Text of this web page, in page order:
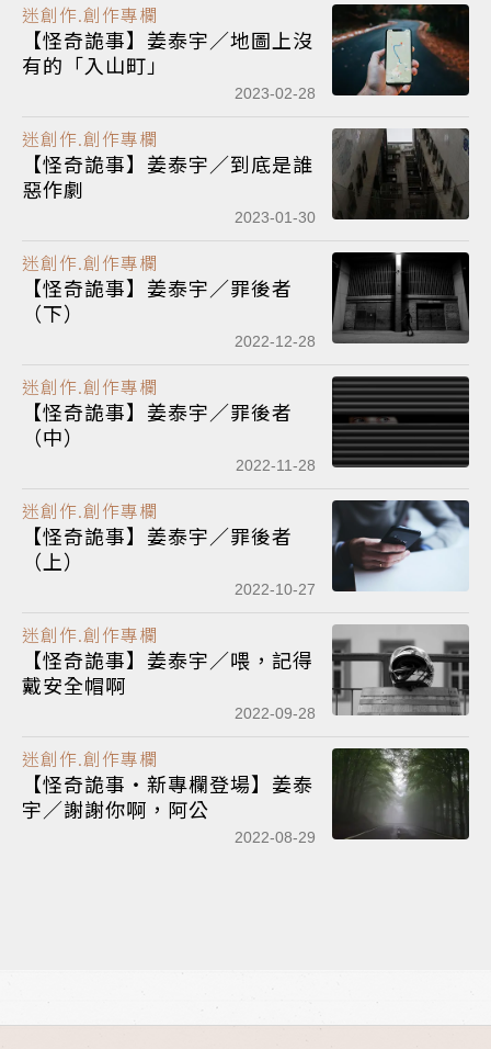
迷創作.創作專欄
【怪奇詭事】姜泰宇／地圖上沒
有的「入山町」
2023-02-28
迷創作.創作專欄
【怪奇詭事】姜泰宇／到底是誰
惡作劇
2023-01-30
迷創作.創作專欄
【怪奇詭事】姜泰宇／罪後者
（下）
2022-12-28
迷創作.創作專欄
【怪奇詭事】姜泰宇／罪後者
（中）
2022-11-28
迷創作.創作專欄
【怪奇詭事】姜泰宇／罪後者
（上）
2022-10-27
迷創作.創作專欄
【怪奇詭事】姜泰宇／喂，記得
戴安全帽啊
2022-09-28
迷創作.創作專欄
【怪奇詭事‧新專欄登場】姜泰
宇／謝謝你啊，阿公
2022-08-29